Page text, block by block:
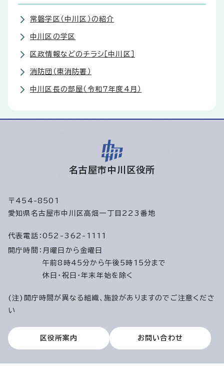
常磐学区（中川区）の紹介
中川区の学区
区政情報などのチラシ［中川区］
消防団（東消防署）
中川区長の部屋（令和7年度4月）
名古屋市中川区役所
〒454-8501
愛知県名古屋市中川区高畑一丁目223番地
代表電話： 052-362-1111
開庁時間： 月曜日から金曜日
午前8時45分から午後5時15分まで
休日・祝日・年末年始を除く
(注)開庁時間が異なる組織、施設がありますのでご注意くださ
い
区役所案内 お問い合わせ